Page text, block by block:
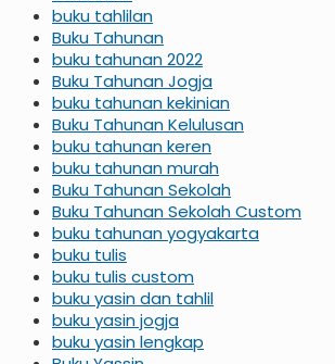
buku tahlilan
Buku Tahunan
buku tahunan 2022
Buku Tahunan Jogja
buku tahunan kekinian
Buku Tahunan Kelulusan
buku tahunan keren
buku tahunan murah
Buku Tahunan Sekolah
Buku Tahunan Sekolah Custom
buku tahunan yogyakarta
buku tulis
buku tulis custom
buku yasin dan tahlil
buku yasin jogja
buku yasin lengkap